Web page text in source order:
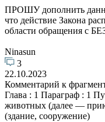
ПРОШУ дополнить
что действие Закона
области обращения
Ninasun
3
22.10.2023
Комментарий к
Глава : 1 Параграф : 1
животных (далее —
(здание, сооружение)